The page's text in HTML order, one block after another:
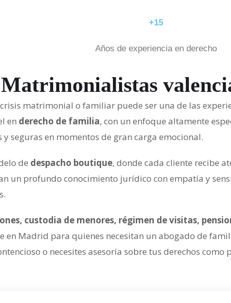
+15
Años de experiencia en derecho
matrimonial o familiar puede ser una de las
en derecho de familia, con un enfoque altamente
seguras en momentos de gran carga emocional.
de despacho boutique, donde cada cliente recibe
un profundo conocimiento jurídico con empatía y
custodia de menores, régimen de visitas,
en Madrid para quienes necesitan un abogado de
o necesites asesoría sobre tus derechos